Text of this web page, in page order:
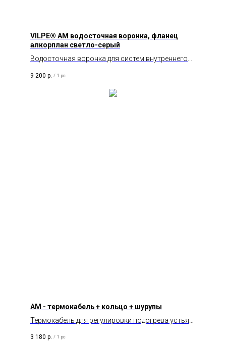
VILPE® АМ водосточная воронка, фланец
алкорплан светло-серый
Водосточная воронка для систем внутреннего
светло-серых однослойных ПВХ –покрытий.
9 200 р. / 1 pc
AM - термокабель + кольцо + шурупы
Термокабель для регулировки подогрева устья
3 180 р. / 1 pc